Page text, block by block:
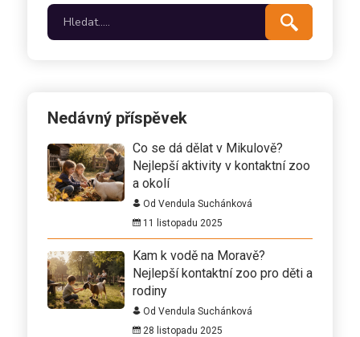
Nedávný příspěvek
Co se dá dělat v Mikulově?
Nejlepší aktivity v kontaktní zoo
a okolí
Od Vendula Suchánková
11 listopadu 2025
Kam k vodě na Moravě?
Nejlepší kontaktní zoo pro děti a
rodiny
Od Vendula Suchánková
28 listopadu 2025